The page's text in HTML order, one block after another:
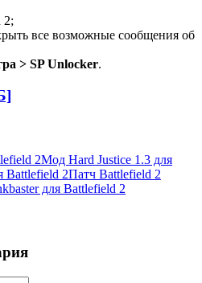
2;
все возможные сообщения об
> SP Unlocker.
2Мод Hard Justice 1.3 для
Battlefield 2Патч Battlefield 2
для Battlefield 2